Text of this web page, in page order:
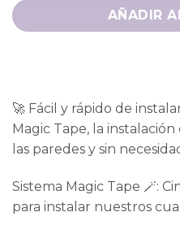
AÑADIR
🚀 Fácil y rápido de
Magic Tape, la instalación
las paredes y sin
Sistema Magic Tape 🪄:
para instalar nuestros